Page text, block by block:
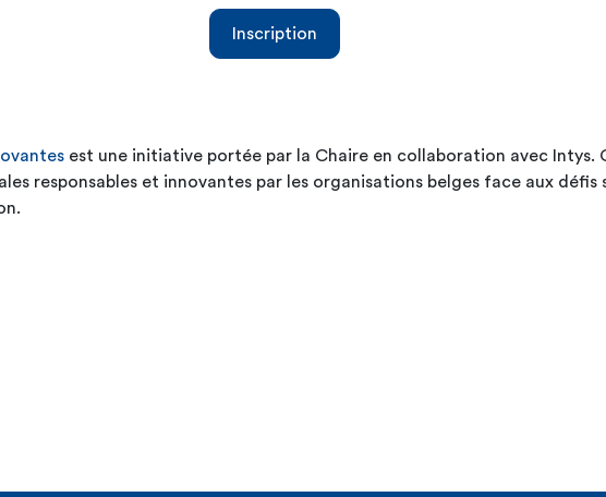
Inscription
est une initiative portée par la Chaire en collaboration avec
responsables et innovantes par les organisations belges face aux